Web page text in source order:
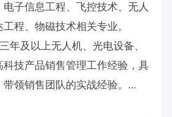
子信息工程、飞控技术、无人
程、物磁技术相关专业。
年及以上无人机、光电设备、
技产品销售管理工作经验，具
领销售团队的实战经验。
有丰富的行业客户资源、渠道